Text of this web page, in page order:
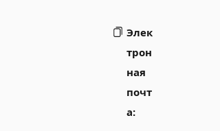
Элек
трон
ная
почт
а: